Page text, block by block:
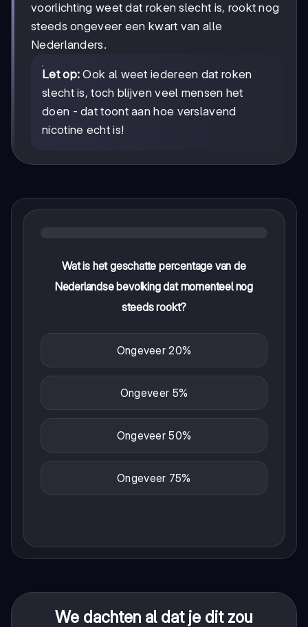
voorlichting weet dat roken slecht is, rookt nog
steeds ongeveer een kwart van alle
Nederlanders.
Let op: Ook al weet iedereen dat roken
slecht is, toch blijven veel mensen het
doen - dat toont aan hoe verslavend
nicotine echt is!
Wat is het geschatte percentage van de
Nederlandse bevolking dat momenteel nog
steeds rookt?
Ongeveer 20%
Ongeveer 5%
Ongeveer 50%
Ongeveer 75%
We dachten al dat je dit zou